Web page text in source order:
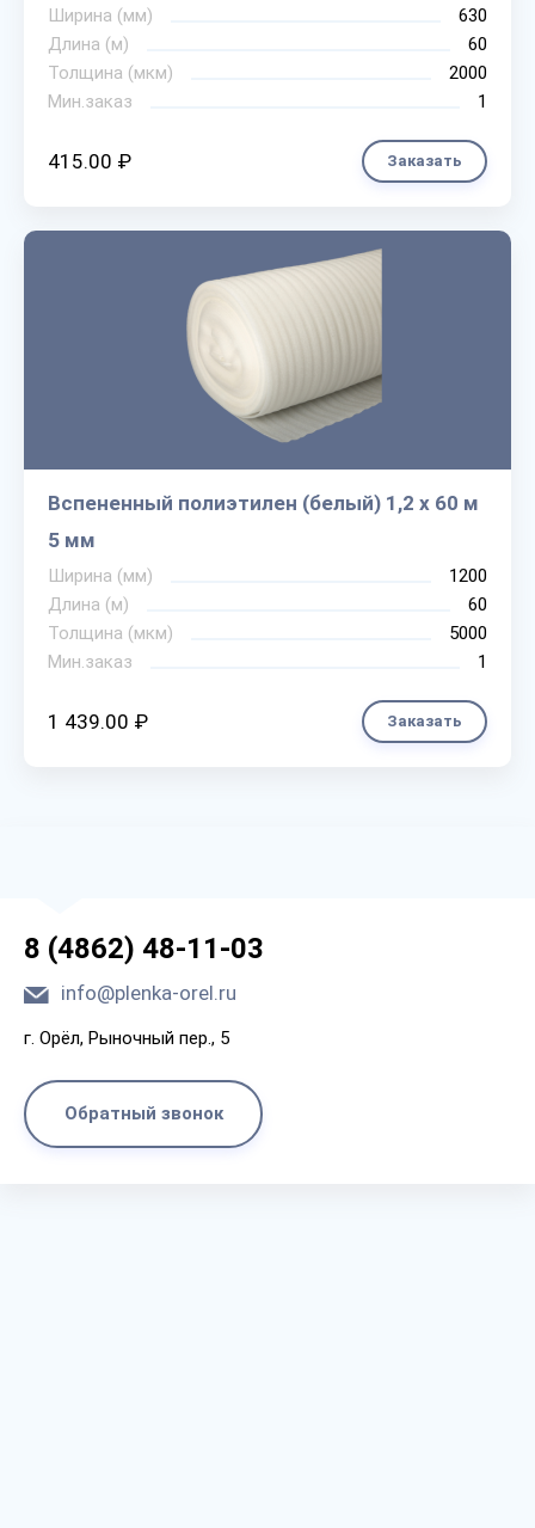
Ширина (мм)
630
Длина (м)
60
Толщина (мкм)
2000
Мин.заказ
1
415.00 ₽ Заказать
Вспененный полиэтилен (белый) 1,2 х 60 м
5 мм
Ширина (мм)
1200
Длина (м)
60
Толщина (мкм)
5000
Мин.заказ
1
1 439.00 ₽ Заказать
8 (4862) 48-11-03
info@plenka-orel.ru
г. Орёл, Рыночный пер., 5
Обратный звонок